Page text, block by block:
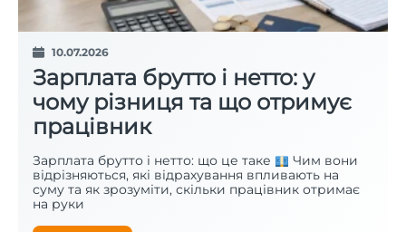
10.07.2026
Зарплата брутто і нетто: у
чому різниця та що отримує
працівник
Зарплата брутто і нетто: що це таке
Чим вони
відрізняються, які відрахування впливають на
суму та як зрозуміти, скільки працівник отримає
на руки